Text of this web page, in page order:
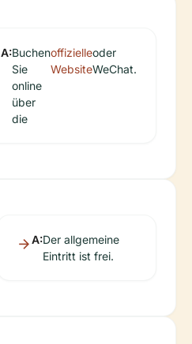
A:Buchen
Sie
online
über
die
offizielle
Website
oder
WeChat.
A:Der allgemeine
Eintritt ist frei.